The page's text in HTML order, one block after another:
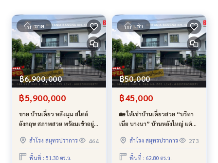
ขาย
฿6,900,000
฿5,900,000
ขาย บ้านเดี่ยว หลังมุม สไตล์
อังกฤษ สภาพสวย พร้อมเข้าอยู่
12 ใกล้สนามบิน สุวรรณภูมิ
สำโรง สมุทรปราการ 464
พื้นที่ : 51.30 ตร.ว.
เช่า
฿50,000
฿45,000
🏡 ให้เช่าบ้านเดี่ยวสวย “บริทา
เนีย บางนา” บ้านหลังใหญ่ แต่ง
บางนา – สนามบินสุวรรณภูมิ ✨
สำโรง สมุทรปราการ 273
พื้นที่ : 62.80 ตร.ว.